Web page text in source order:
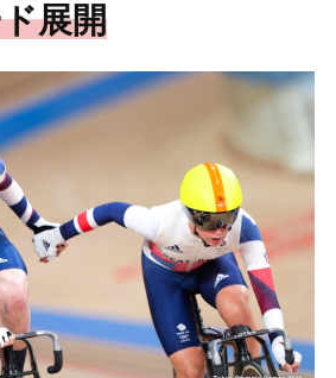
展開